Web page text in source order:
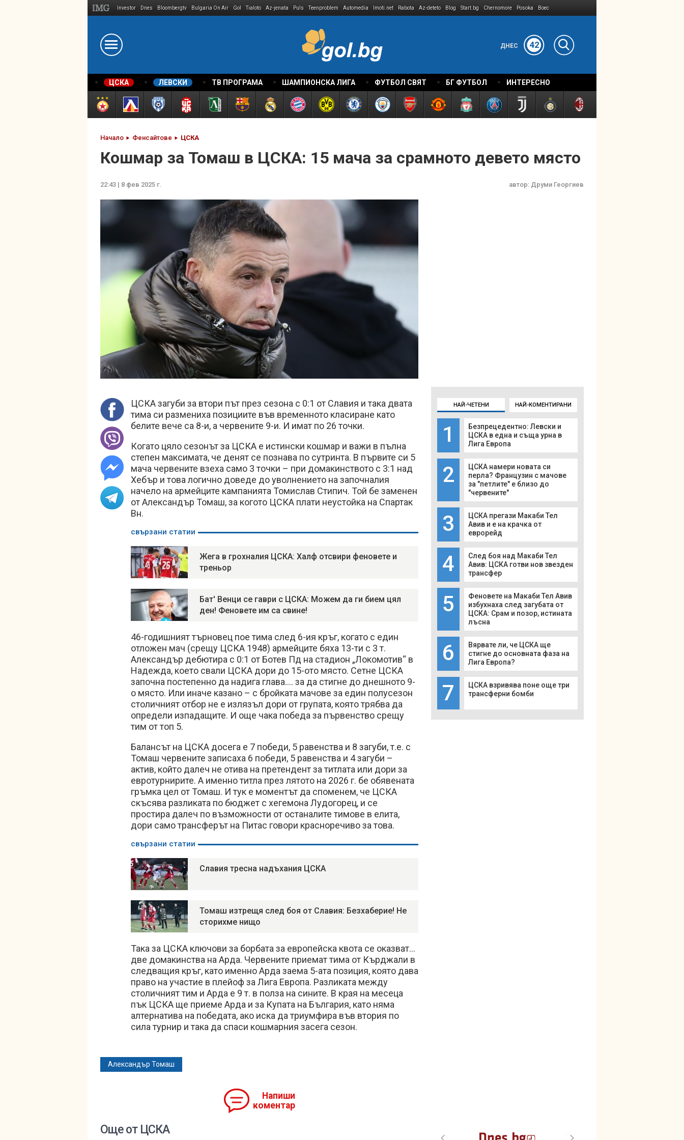
Investor Dnes Bloombergtv Bulgaria On Air Gol Tialoto Az-jenata Puls Teenproblem Automedia Imoti.net Rabota Az-deteto Blog Start.bg Chernomore Posoka Boec
ДНЕС 42
ЦСКА ЛЕВСКИ ТВ ПРОГРАМА ШАМПИОНСКА ЛИГА ФУТБОЛ СВЯТ БГ ФУТБОЛ ИНТЕРЕСНО
Начало Фенсайтове ЦСКА
Кошмар за Томаш в ЦСКА: 15 мача за срамното девето място
22:43 | 8 фев 2025 г. автор: Друми Георгиев
ЦСКА загуби за втори път през сезона с 0:1 от Славия и така двата
тима си размениха позициите във временното класиране като
белите вече са 8-и, а червените 9-и. И имат по 26 точки.
Когато цяло сезонът за ЦСКА е истински кошмар и важи в пълна
степен максимата, че денят се познава по сутринта. В първите си 5
мача червените взеха само 3 точки – при домакинството с 3:1 над
Хебър и това логично доведе до уволнението на започналия
начело на армейците кампанията Томислав Стипич. Той бе заменен
от Александър Томаш, за когото ЦСКА плати неустойка на Спартак
Вн.
свързани статии
Жега в грохналия ЦСКА: Халф отсвири феновете и
треньор
Бат' Венци се гаври с ЦСКА: Можем да ги бием цял
ден! Феновете им са свине!
46-годишният търновец пое тима след 6-ия кръг, когато с един
отложен мач (срещу ЦСКА 1948) армейците бяха 13-ти с 3 т.
Александър дебютира с 0:1 от Ботев Пд на стадион „Локомотив“ в
Надежда, което свали ЦСКА дори до 15-ото място. Сетне ЦСКА
започна постепенно да надига глава…. за да стигне до днешното 9-
о място. Или иначе казано – с бройката мачове за един полусезон
столичният отбор не е излязъл дори от групата, която трябва да
определи изпадащите. И още чака победа за първенство срещу
тим от топ 5.
Балансът на ЦСКА досега е 7 победи, 5 равенства и 8 загуби, т.е. с
Томаш червените записаха 6 победи, 5 равенства и 4 загуби –
актив, който далеч не отива на претендент за титлата или дори за
евротурнирите. А именно титла през лятото на 2026 г. бе обявената
гръмка цел от Томаш. И тук е моментът да споменем, че ЦСКА
скъсява разликата по бюджет с хегемона Лудогорец, и се
простира далеч по възможности от останалите тимове в елита,
дори само трансферът на Питас говори красноречиво за това.
свързани статии
Славия тресна надъхания ЦСКА
Томаш изтрещя след боя от Славия: Безхаберие! Не
сторихме нищо
Така за ЦСКА ключови за борбата за европейска квота се оказват…
две домакинства на Арда. Червените приемат тима от Кърджали в
следващия кръг, като именно Арда заема 5-ата позиция, която дава
право на участие в плейоф за Лига Европа. Разликата между
столичният тим и Арда е 9 т. в полза на сините. В края на месеца
пък ЦСКА ще приеме Арда и за Купата на България, като няма
алтернатива на победата, ако иска да триумфира във втория по
сила турнир и така да спаси кошмарния засега сезон.
Александър Томаш
Напиши
коментар
НАЙ-ЧЕТЕНИ НАЙ-КОМЕНТИРАНИ
1
Безпрецедентно: Левски и
ЦСКА в една и съща урна в
Лига Европа
2
ЦСКА намери новата си
перла? Французин с мачове
за "петлите" е близо до
"червените"
3
ЦСКА прегази Макаби Тел
Авив и е на крачка от
еврорейд
4
След боя над Макаби Тел
Авив: ЦСКА готви нов звезден
трансфер
5
Феновете на Макаби Тел Авив
избухнаха след загубата от
ЦСКА: Срам и позор, истината
лъсна
6
Вярвате ли, че ЦСКА ще
стигне до основната фаза на
Лига Европа?
7
ЦСКА взривява поне още три
трансферни бомби
Още от ЦСКА